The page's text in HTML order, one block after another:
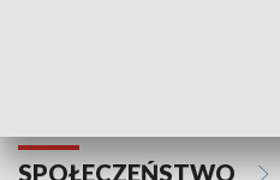
SPOŁECZEŃSTWO